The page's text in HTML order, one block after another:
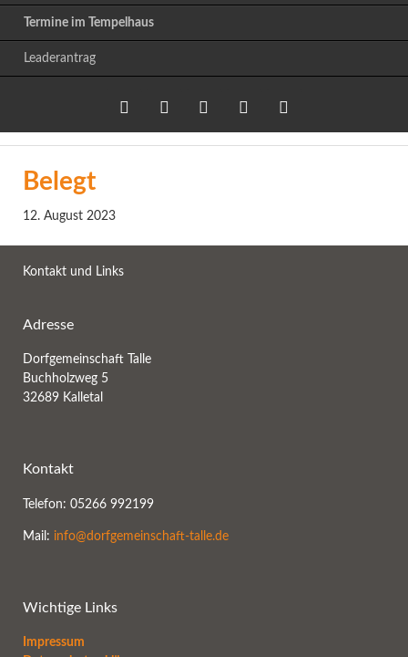
Termine im Tempelhaus
Leaderantrag
Belegt
12. August 2023
Kontakt und Links
Adresse
Dorfgemeinschaft Talle
Buchholzweg 5
32689 Kalletal
Kontakt
Telefon: 05266 992199
Mail: info@dorfgemeinschaft-talle.de
Wichtige Links
Impressum